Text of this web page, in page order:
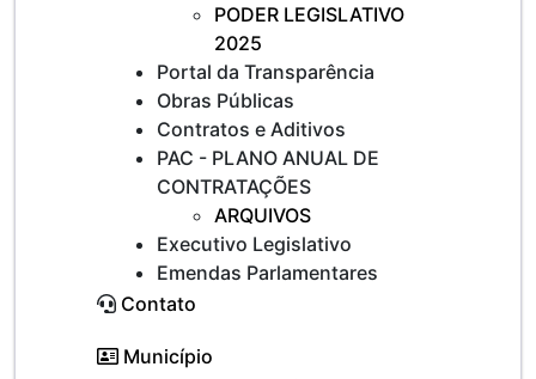
PODER LEGISLATIVO
2025
Portal da Transparência
Obras Públicas
Contratos e Aditivos
PAC - PLANO ANUAL DE
CONTRATAÇÕES
ARQUIVOS
Executivo Legislativo
Emendas Parlamentares
Contato
Município